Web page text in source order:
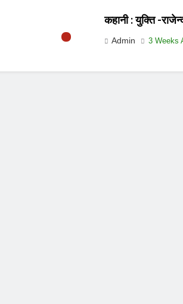
कहानी : युक्ति -
Admin 3 Weeks